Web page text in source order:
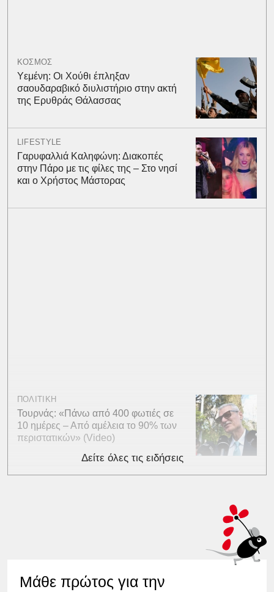
ΚΟΣΜΟΣ
Υεμένη: Οι Χούθι έπληξαν
σαουδαραβικό διυλιστήριο στην ακτή
της Ερυθράς Θάλασσας
LIFESTYLE
Γαρυφαλλιά Καληφώνη: Διακοπές
στην Πάρο με τις φίλες της – Στο νησί
και ο Χρήστος Μάστορας
ΠΟΛΙΤΙΚΗ
Τουρνάς: «Πάνω από 400 φωτιές σε
10 ημέρες – Από αμέλεια το 90% των
περιστατικών» (Video)
Δείτε όλες τις ειδήσεις
Μάθε πρώτος για την